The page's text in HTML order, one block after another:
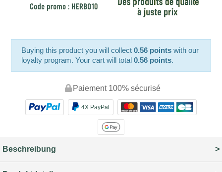
Buying this product you will collect0.56 points with our
loyalty program. Your cart will total0.56 points.
Paiement 100% sécurisé
4X PayPal
Beschreibung